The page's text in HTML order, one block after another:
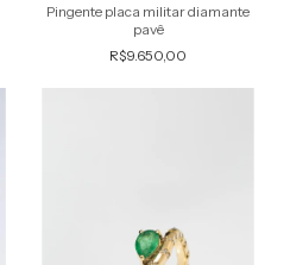
Pingente placa militar diamante
pavê
R$9.650,00